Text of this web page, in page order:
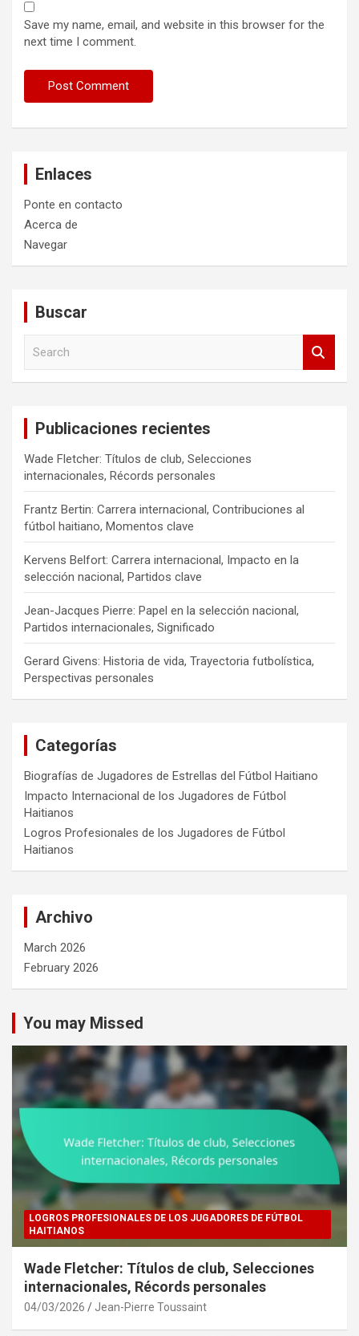
Save my name, email, and website in this browser for the
next time I comment.
Enlaces
Ponte en contacto
Acerca de
Navegar
Buscar
Publicaciones recientes
Wade Fletcher: Títulos de club, Selecciones
internacionales, Récords personales
Frantz Bertin: Carrera internacional, Contribuciones al
fútbol haitiano, Momentos clave
Kervens Belfort: Carrera internacional, Impacto en la
selección nacional, Partidos clave
Jean-Jacques Pierre: Papel en la selección nacional,
Partidos internacionales, Significado
Gerard Givens: Historia de vida, Trayectoria futbolística,
Perspectivas personales
Categorías
Biografías de Jugadores de Estrellas del Fútbol Haitiano
Impacto Internacional de los Jugadores de Fútbol
Haitianos
Logros Profesionales de los Jugadores de Fútbol
Haitianos
Archivo
March 2026
February 2026
You may Missed
LOGROS PROFESIONALES DE LOS JUGADORES DE FÚTBOL
HAITIANOS
Wade Fletcher: Títulos de club, Selecciones
internacionales, Récords personales
04/03/2026 Jean-Pierre Toussaint